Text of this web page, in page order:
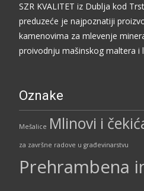
SZR KVALITET iz Dublja kod
preduzeće je najpoznatiji
kamenovima za mlevenje
proivodnju mašinskog maltera i
Oznake
Mešalice Mlinovi i
za završne radove u građevinarstvu
Prehrambena